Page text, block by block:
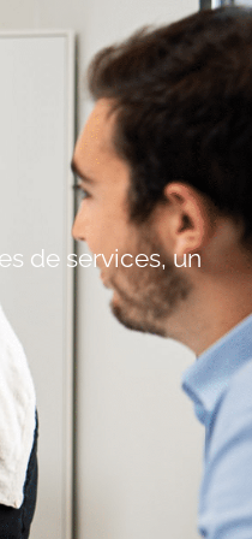
de services, un